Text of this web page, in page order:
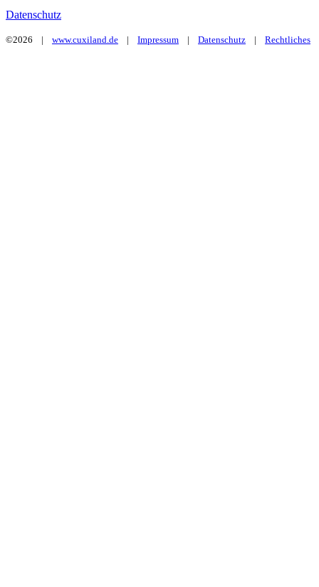
Datenschutz
©2026 | www.cuxiland.de | Impressum | Datenschutz | Rechtliches